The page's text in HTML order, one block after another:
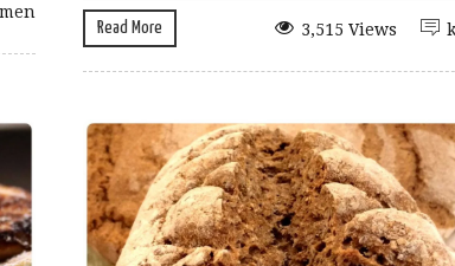
Read More 3,515 Views